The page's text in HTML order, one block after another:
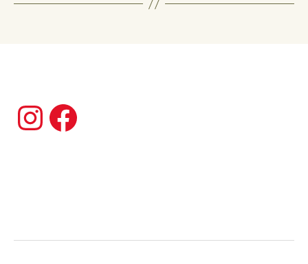
Instagram
Facebook